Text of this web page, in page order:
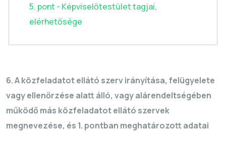
5. pont - Képviselőtestület tagjai,
elérhetősége
6. A közfeladatot ellátó szerv irányítása, felügyelete
vagy ellenőrzése alatt álló, vagy alárendeltségében
működő más közfeladatot ellátó szervek
megnevezése, és 1. pontban meghatározott adatai